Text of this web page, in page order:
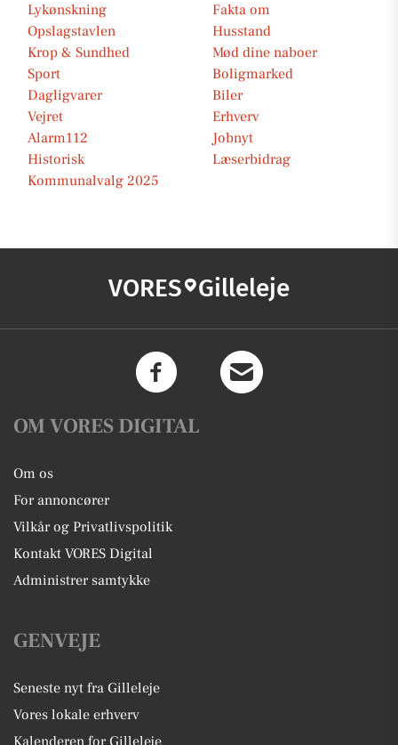
Lykønskning
Fakta om
Opslagstavlen
Husstand
Krop & Sundhed
Mød dine naboer
Sport
Boligmarked
Dagligvarer
Biler
Vejret
Erhverv
Alarm112
Jobnyt
Historisk
Læserbidrag
Kommunalvalg 2025
VORES Gilleleje
OM VORES DIGITAL
Om os
For annoncører
Vilkår og Privatlivspolitik
Kontakt VORES Digital
Administrer samtykke
GENVEJE
Seneste nyt fra Gilleleje
Vores lokale erhverv
Kalenderen for Gilleleje